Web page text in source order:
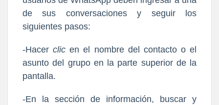
de sus conversaciones y seguir los
siguientes pasos:
-Hacer clic en el nombre del contacto o el
asunto del grupo en la parte superior de la
pantalla.
-En la sección de información, buscar y